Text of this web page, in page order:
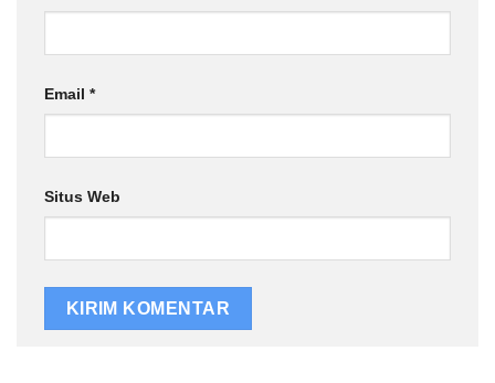
Email *
Situs Web